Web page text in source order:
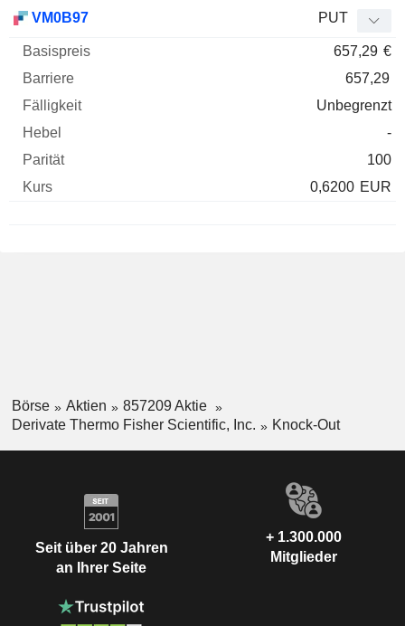
VM0B97 PUT
657,29 €
657,29
Unbegrenzt
-
100
0,6200 EUR
Börse Aktien
857209 Aktie
Derivate Thermo Fisher Scientific, Inc.
Knock-Out
Seit über 20 Jahren
an Ihrer Seite
+ 1.300.000
Mitglieder